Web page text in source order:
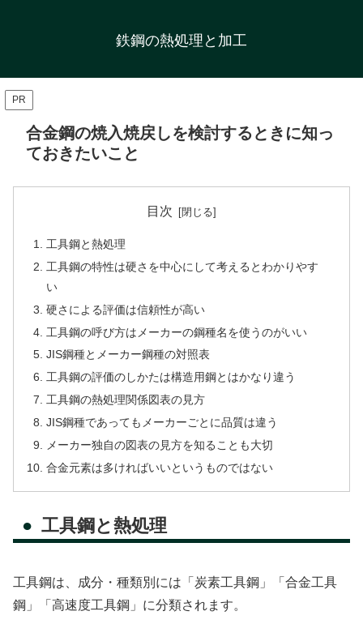
鉄鋼の熱処理と加工
PR
合金鋼の焼入焼戻しを検討するときに知っ
ておきたいこと
目次
工具鋼と熱処理
工具鋼の特性は硬さを中心にして考えるとわかりやす
い
硬さによる評価は信頼性が高い
工具鋼の呼び方はメーカーの鋼種名を使うのがいい
JIS鋼種とメーカー鋼種の対照表
工具鋼の評価のしかたは構造用鋼とはかなり違う
工具鋼の熱処理関係図表の見方
JIS鋼種であってもメーカーごとに品質は違う
メーカー独自の図表の見方を知ることも大切
合金元素は多ければいいというものではない
工具鋼と熱処理
工具鋼は、成分・種類別には「炭素工具鋼」「合金工具
鋼」「高速度工具鋼」に分類されます。